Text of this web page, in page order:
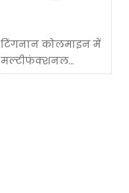
टिंगनान कोलमाइन में
मल्टीफंक्शनल
कोलमाइन रोडवे-